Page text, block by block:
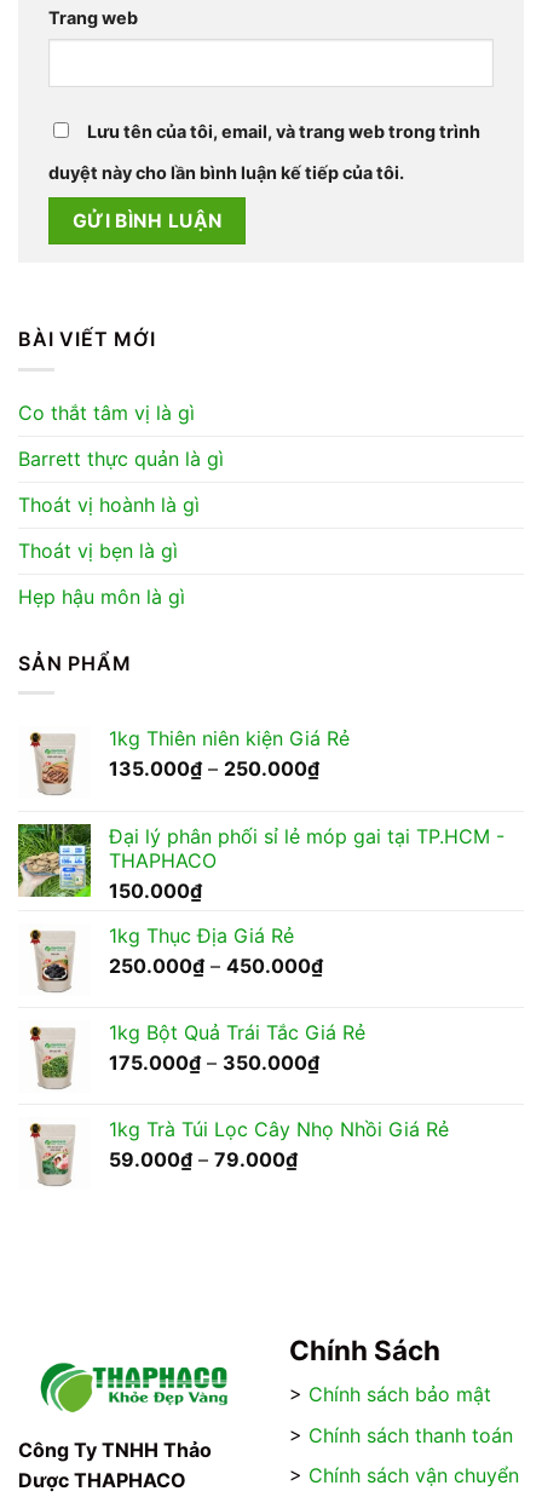
Trang web
Lưu tên của tôi, email, và trang web trong trình
duyệt này cho lần bình luận kế tiếp của tôi.
BÀI VIẾT MỚI
Co thắt tâm vị là gì
Barrett thực quản là gì
Thoát vị hoành là gì
Thoát vị bẹn là gì
Hẹp hậu môn là gì
SẢN PHẨM
1kg Thiên niên kiện Giá Rẻ
135.000₫ – 250.000₫Khoảng
135.000₫
Đại lý phân phối sỉ lẻ móp gai tại TP.HCM -
THAPHACO
150.000₫
1kg Thục Địa Giá Rẻ
250.000₫ – 450.000₫Khoảng
250.000₫
1kg Bột Quả Trái Tắc Giá Rẻ
175.000₫ – 350.000₫Khoảng
175.000₫
1kg Trà Túi Lọc Cây Nhọ Nhồi Giá Rẻ
59.000₫ – 79.000₫Khoảng
Công Ty TNHH Thảo
Dược THAPHACO
Chính Sách
> Chính sách bảo mật
> Chính sách thanh toán
> Chính sách vận chuyển